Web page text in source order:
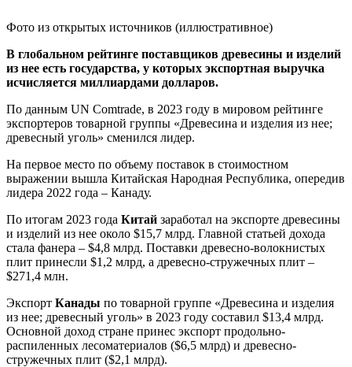
Фото из открытых источников (иллюстративное)
В глобальном рейтинге поставщиков древесины и изделий
из нее есть государства, у которых экспортная выручка
исчисляется миллиардами долларов.
По данным UN Comtrade, в 2023 году в мировом рейтинге
экспортеров товарной группы «Древесина и изделия из нее;
древесный уголь» сменился лидер.
На первое место по объему поставок в стоимостном
выражении вышла Китайская Народная Республика, опередив
лидера 2022 года – Канаду.
По итогам 2023 года Китай заработал на экспорте древесины
и изделий из нее около $15,7 млрд. Главной статьей дохода
стала фанера – $4,8 млрд. Поставки древесно-волокнистых
плит принесли $1,2 млрд, а древесно-стружечных плит –
$271,4 млн.
Экспорт Канады по товарной группе «Древесина и изделия
из нее; древесный уголь» в 2023 году составил $13,4 млрд.
Основной доход стране принес экспорт продольно-
распиленных лесоматериалов ($6,5 млрд) и древесно-
стружечных плит ($2,1 млрд).